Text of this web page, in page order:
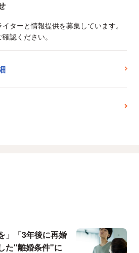
ターと情報提供を募集しています。
認ください。
」「3年後に再婚
た"離婚条件"に